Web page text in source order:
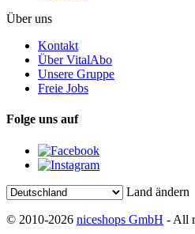
Über uns
Kontakt
Über VitalAbo
Unsere Gruppe
Freie Jobs
Folge uns auf
Land ändern
© 2010-2026 niceshops GmbH - All